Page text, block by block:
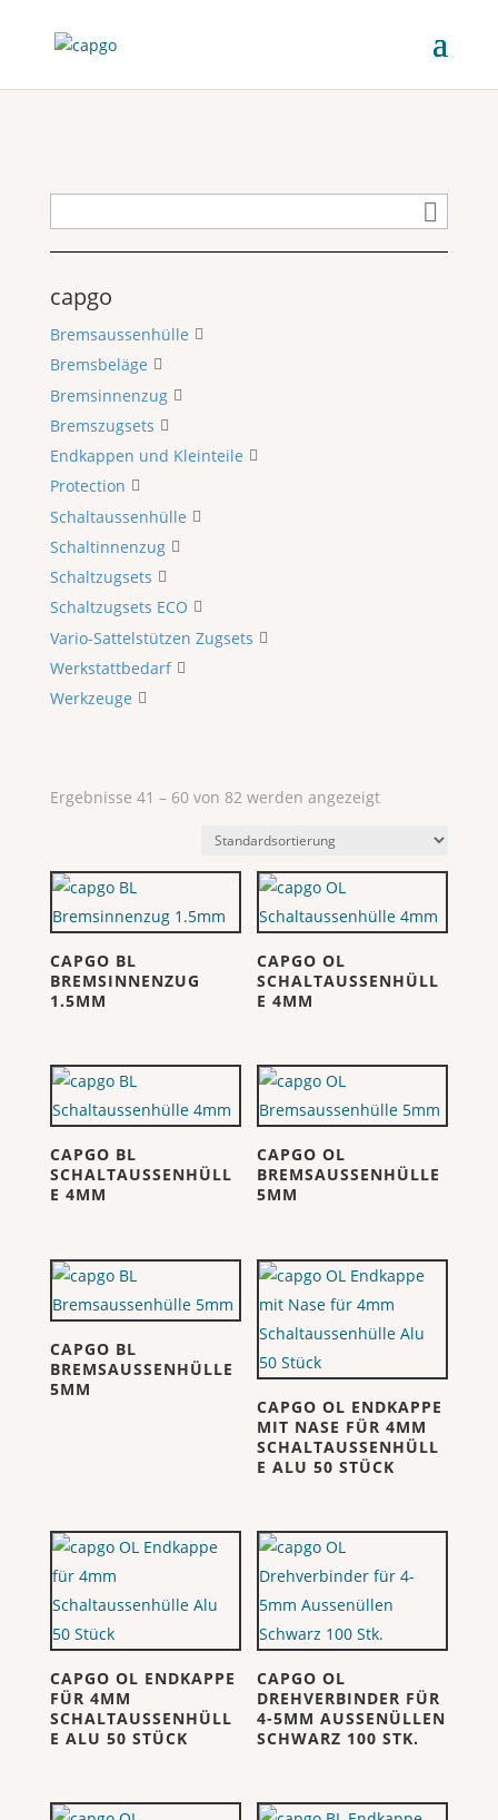
capgo
Bremsaussenhülle
Bremsbeläge
Bremsinnenzug
Bremszugsets
Endkappen und Kleinteile
Protection
Schaltaussenhülle
Schaltinnenzug
Schaltzugsets
Schaltzugsets ECO
Vario-Sattelstützen Zugsets
Werkstattbedarf
Werkzeuge
Ergebnisse 41 – 60 von 82 werden angezeigt
CAPGO BL
BREMSINNENZUG
1.5MM
CAPGO OL
SCHALTAUSSENHÜLL
E 4MM
CAPGO BL
SCHALTAUSSENHÜLL
E 4MM
CAPGO OL
BREMSAUSSENHÜLLE
5MM
CAPGO BL
BREMSAUSSENHÜLLE
5MM
CAPGO OL ENDKAPPE
MIT NASE FÜR 4MM
SCHALTAUSSENHÜLL
E ALU 50 STÜCK
CAPGO OL ENDKAPPE
FÜR 4MM
SCHALTAUSSENHÜLL
E ALU 50 STÜCK
CAPGO OL
DREHVERBINDER FÜR
4-5MM AUSSENÜLLEN
SCHWARZ 100 STK.